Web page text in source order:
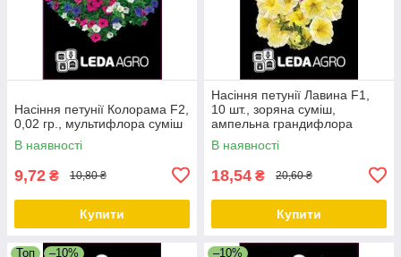
Насіння петунії Колорама F2,
0,02 гр., мультифлора суміш
В наявності
9,72 ₴ 10,80 ₴
Купити
Насіння петунії Лавина F1,
10 шт., зоряна суміш,
ампельна грандифлора
В наявності
18,54 ₴ 20,60 ₴
Купити
Топ –10% –10%